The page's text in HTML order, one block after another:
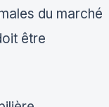
du marché
être